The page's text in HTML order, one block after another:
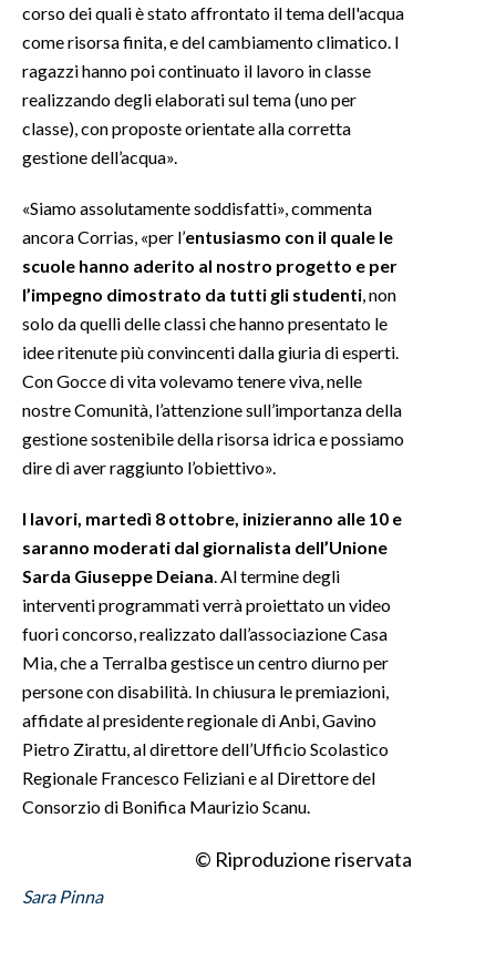
corso dei quali è stato affrontato il tema dell'acqua
come risorsa finita, e del cambiamento climatico. I
ragazzi hanno poi continuato il lavoro in classe
realizzando degli elaborati sul tema (uno per
classe), con proposte orientate alla corretta
gestione dell’acqua».
«Siamo assolutamente soddisfatti», commenta
ancora Corrias, «per l’entusiasmo con il quale le
scuole hanno aderito al nostro progetto e per
l’impegno dimostrato da tutti gli studenti , non
solo da quelli delle classi che hanno presentato le
idee ritenute più convincenti dalla giuria di esperti.
Con Gocce di vita volevamo tenere viva, nelle
nostre Comunità, l’attenzione sull’importanza della
gestione sostenibile della risorsa idrica e possiamo
dire di aver raggiunto l’obiettivo».
I lavori, martedì 8 ottobre, inizieranno alle 10 e
saranno moderati dal giornalista dell’Unione
Sarda Giuseppe Deiana . Al termine degli
interventi programmati verrà proiettato un video
fuori concorso, realizzato dall’associazione Casa
Mia, che a Terralba gestisce un centro diurno per
persone con disabilità. In chiusura le premiazioni,
affidate al presidente regionale di Anbi, Gavino
Pietro Zirattu, al direttore dell’Ufficio Scolastico
Regionale Francesco Feliziani e al Direttore del
Consorzio di Bonifica Maurizio Scanu.
© Riproduzione riservata
Sara Pinna